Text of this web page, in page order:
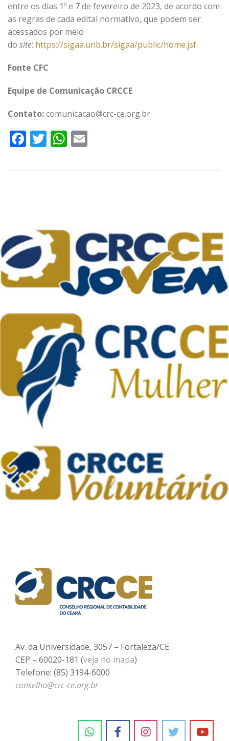
entre os dias 1º e 7 de fevereiro de 2023, de acordo com
as regras de cada edital normativo, que podem ser
acessados por meio
do site: https://sigaa.unb.br/sigaa/public/home.jsf.
Fonte CFC
Equipe de Comunicação CRCCE
Contato:comunicacao@crc-ce.org.br
Facebook
TwitterWhatsApp
Av. da Universidade, 3057 – Fortaleza/CE
CEP – 60020-181 (veja no mapa)
Telefone: (85) 3194-6000
conselho@crc-ce.org.br